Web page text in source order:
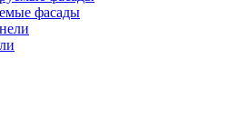
фасады